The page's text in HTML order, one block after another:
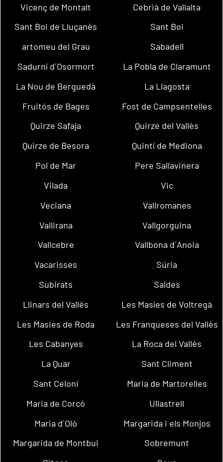
Vicenç de Montalt
Cebrià de Vallalta
Sant Boi de Lluçanès
Sant Boi
artomeu del Grau
Sabadell
Sadurní d´Osormort
La Pobla de Claramunt
La Nou de Berguedà
La Llagosta
Fruitós de Bages
Fost de Campsentelles
Quirze Safaja
Quirze del Vallès
Quirze de Besora
Quintí de Mediona
Pol de Mar
Pere Sallavinera
Vilada
Vic
Veciana
Vallromanes
Vallirana
Vallgorguina
Vallcebre
Vallbona d´Anoia
Vacarisses
Súria
Subirats
Saldes
Llinars del Vallès
Les Masíes de Voltregà
Les Masies de Roda
Les Franqueses del Vallès
Les Cabanyes
La Roca del Vallès
La Quar
Sant Climent
Sant Celoni
Maria de Martorelles
Maria de Corcó
Ullastrell
Maria d´Oló
Margarida i els Monjos
Margarida de Montbui
Sobremunt